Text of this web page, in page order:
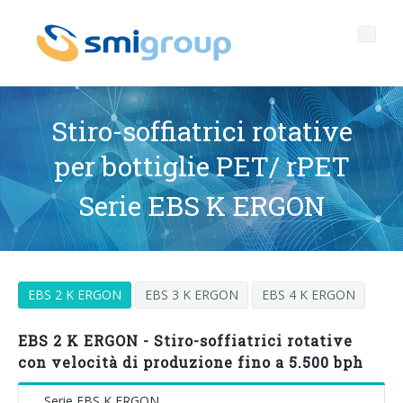
Profilo
Chi siamo
Mission
Storia
Filiali
Governance
Codice Etico
Qualità, Ambiente e Sicurezza
General Data Protection Regulation
Bottiglie senza etichetta
rPET
Tappi ancorati
Prodotti
LINEE DI IMBOTTIGLIAMENTO
Linee complete
SOFFIATRICI PER BOTTIGLIE PET/ rPET
After sales
Portale Smyzone
Media center
Stiro-soffiatrici rotative
per bottiglie PET/ rPET
Serie EBS K ERGON
EBS 2 K ERGON EBS 3 K ERGON EBS 4 K ERGON
EBS 2 K ERGON - Stiro-soffiatrici rotative
con velocità di produzione fino a 5.500 bph